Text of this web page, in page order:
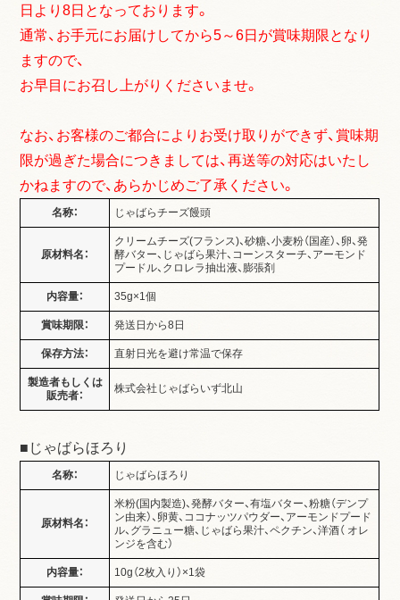
日より8日となっております。
通常、お手元にお届けしてから5～6日が賞味期限となり
ますので、
お早目にお召し上がりくださいませ。
なお、お客様のご都合によりお受け取りができず、賞味期
限が過ぎた場合につきましては、再送等の対応はいたし
かねますので、あらかじめご了承ください。
名称： じゃばらチーズ饅頭
原材料名：
クリームチーズ(フランス)、砂糖、小麦粉（国産）、卵、発
酵バター、じゃばら果汁、コーンスターチ、アーモンド
プードル、クロレラ抽出液、膨張剤
内容量： 35g×1個
賞味期限： 発送日から8日
保存方法： 直射日光を避け常温で保存
製造者もしくは
販売者：
株式会社じゃばらいず北山
■じゃばらほろり
名称： じゃばらほろり
原材料名：
米粉(国内製造)、発酵バター、有塩バター、粉糖（デンプ
ン由来）、卵黄、ココナッツパウダー、アーモンドプード
ル、グラニュー糖、じゃばら果汁、ペクチン、洋酒（ オレ
ンジを含む）
内容量： 10g（2枚入り）×1袋